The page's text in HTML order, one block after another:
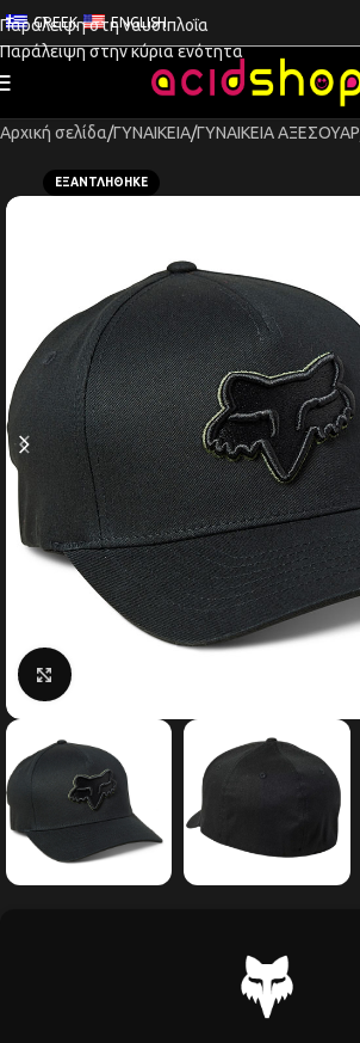
Παράλειψη στη ναυσιπλοΐα
Παράλειψη στην κύρια ενότητα
GREEK ENGLISH
Αρχική σελίδα ΓΥΝΑΙΚΕΙΑ ΓΥΝΑΙΚΕΙΑ ΑΞΕΣΟΥΑΡ
ΕΞΑΝΤΛΉΘΗΚΕ
Κάντε κλικ για μεγέθυνση